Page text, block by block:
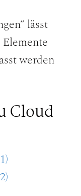
lässt
werden
Cloud